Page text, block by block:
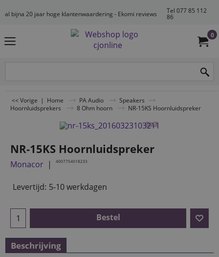
al bijna 20 jaar hoge klantenwaardering - Ekomi reviews
Tel 077 85 112
86
0
<< Vorige | Home PA Audio
Speakers
Hoornluidsprekers
8 Ohm hoorn NR-15KS Hoornluidspreker
NR-15KS Hoornluidspreker
Monacor 4007754018233
Levertijd: 5-10 werkdagen
Bestel
Beschrijving